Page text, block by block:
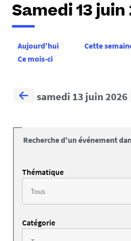
Samedi 13 juin
Aujourd'hui
Cette
Ce mois-ci
samedi 13 juin 2026
Recherche d'un événement
Thématique
Catégorie